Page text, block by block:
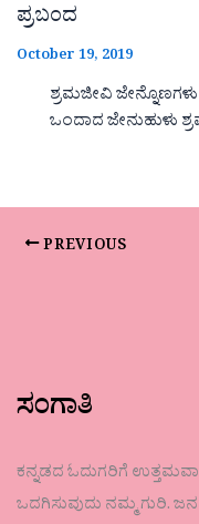
ಪ್ರಬಂದ
October 19, 2019
ಶ್ರಮಜೀವಿ
ಒಂದಾದ ಜೇನುಹುಳು
PREVIOUS
ಸಂಗಾತಿ
ಕನ್ನಡದ ಓದುಗರಿಗೆ
ಒದಗಿಸುವುದು ನಮ್ಮ ಗುರಿ.